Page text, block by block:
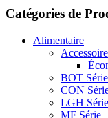
Catégories de
Alimentaire
BOT Série
CON
LGH Série
MF Série